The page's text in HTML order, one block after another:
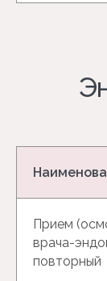
Прием
врача-
повторный